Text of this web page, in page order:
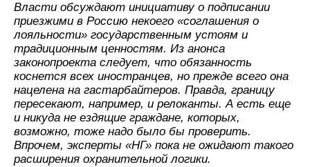
Власти обсуждают инициативу о подписании
приезжими в Россию некоего «соглашения о
лояльности» государственным устоям и
традиционным ценностям. Из анонса
законопроекта следует, что обязанность
коснется всех иностранцев, но прежде всего она
нацелена на гастарбайтеров. Правда, границу
пересекают, например, и релоканты. А есть еще
и никуда не ездящие граждане, которых,
возможно, тоже надо было бы проверить.
Впрочем, эксперты «НГ» пока не ожидают такого
расширения охранительной логики.